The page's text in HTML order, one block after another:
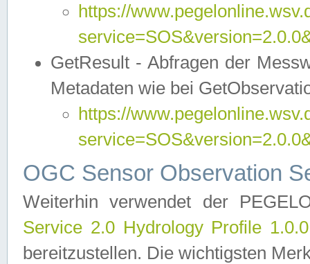
https://
GetResult - Abfragen der
Metadaten wie bei
https://
OGC Sensor Observation
Weiterhin verwendet der
Service 2.0 Hydrology Profile
bereitzustellen. Die wichtigsten